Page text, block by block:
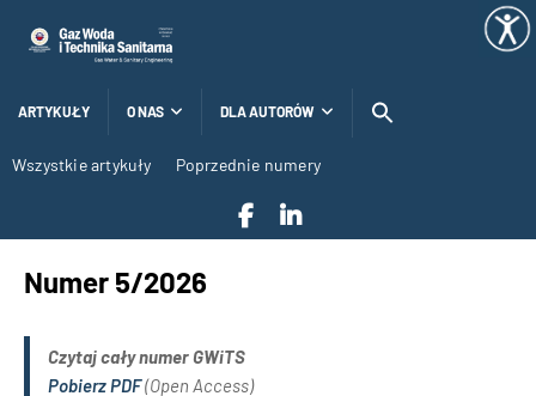
ARTYKUŁY O NAS DLA AUTORÓW
Wszystkie artykuły Poprzednie numery
Numer 5/2026
Czytaj cały numer GWiTS
Pobierz PDF(Open Access)